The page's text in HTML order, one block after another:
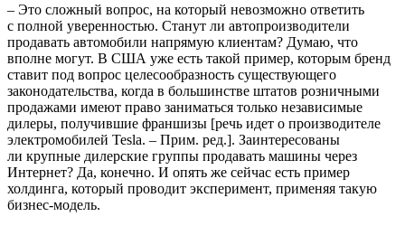
– Это сложный вопрос, на который невозможно ответить
с полной уверенностью. Станут ли автопроизводители
продавать автомобили напрямую клиентам? Думаю, что
вполне могут. В США уже есть такой пример, которым бренд
ставит под вопрос целесообразность существующего
законодательства, когда в большинстве штатов розничными
продажами имеют право заниматься только независимые
дилеры, получившие франшизы [речь идет о производителе
электромобилей Tesla. – Прим. ред.]. Заинтересованы
ли крупные дилерские группы продавать машины через
Интернет? Да, конечно. И опять же сейчас есть пример
холдинга, который проводит эксперимент, применяя такую
бизнес-модель.